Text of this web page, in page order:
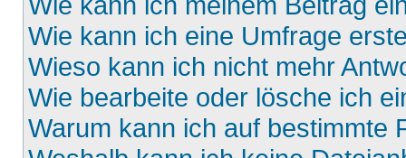
Wie kann ich eine Umfrage
Wieso kann ich nicht mehr
Wie bearbeite oder lösche ich
Warum kann ich auf bestimmte